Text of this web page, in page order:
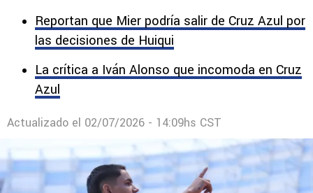
Reportan que Mier podría salir de Cruz Azul por
las decisiones de Huiqui
La crítica a Iván Alonso que incomoda en Cruz
Azul
Actualizado el 02/07/2026 - 14:09hs CST